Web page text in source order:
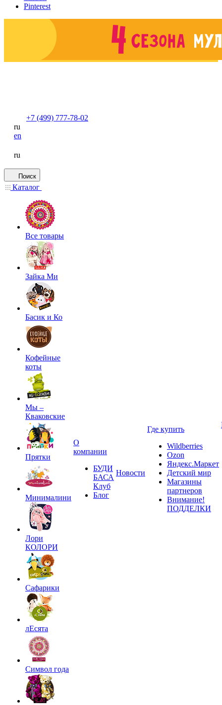
Pinterest
+7 (499) 777-78-02
ru
en
ru
Поиск
Каталог
Все товары
Зайка Ми
Басик и Ко
Кофейные
коты
Мы –
Кваковские
Прятки
Минималини
Лори
КОЛОРИ
Сафарики
лЕсята
Символ года
О
компании
БУДИ
БАСА
Клуб
Блог
Новости
Где купить
Wildberries
Ozon
Яндекс.Маркет
Детский мир
Магазины
партнеров
Внимание!
ПОДДЕЛКИ